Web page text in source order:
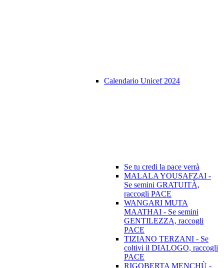
Calendario Unicef 2024
Se tu credi la pace verrà
MALALA YOUSAFZAI -
Se semini GRATUITÀ,
raccogli PACE
WANGARI MUTA
MAATHAI - Se semini
GENTILEZZA, raccogli
PACE
TIZIANO TERZANI - Se
coltivi il DIALOGO, raccogli
PACE
RIGOBERTA MENCHÙ -